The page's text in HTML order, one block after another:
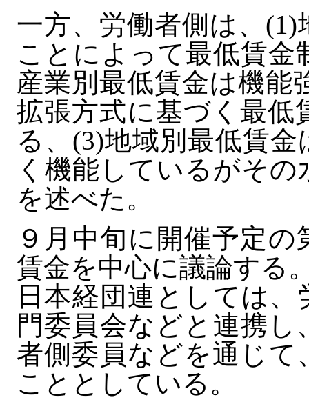
一方、労働者側は、
ことによって最低賃
産業別最低賃金は機能
拡張方式に基づく最低
る、(3)地域別最低賃
く機能しているがそ
を述べた。
９月中旬に開催予定
賃金を中心に議論する
日本経団連としては
門委員会などと連携
者側委員などを通じて
こととしている。